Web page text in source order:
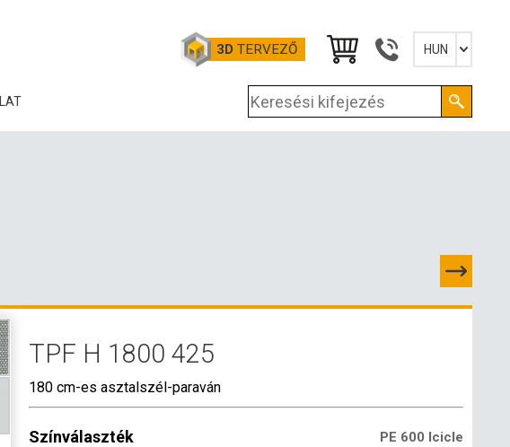
3D TERVEZŐ HUN
English
KAPCSOLATOK
TPF H 1800 425
180 cm-es asztalszél-paraván
Színválaszték PE 600 Icicle